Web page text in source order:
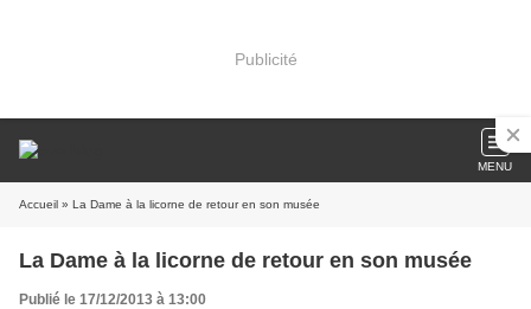
Publicité
MENU
Accueil » La Dame à la licorne de retour en son musée
La Dame à la licorne de retour en son musée
Publié le 17/12/2013 à 13:00